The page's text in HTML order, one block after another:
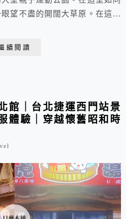
望不盡的開闊大草原。在這片
續閱讀
館｜台北捷運西門站景
體驗｜穿越懷舊昭和時